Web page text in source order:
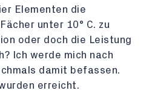
Elementen die
unter 10° C. zu
oder doch die Leistung
Ich werde mich nach
damit befassen.
erreicht.